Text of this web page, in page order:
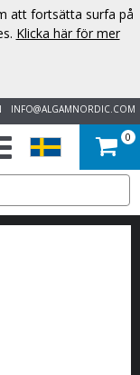
INFO@ALGAMNORDIC.COM
0
att fortsätta surfa på
Klicka här för mer